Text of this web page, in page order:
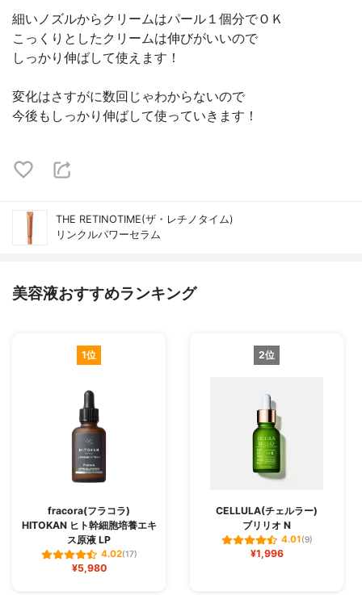
細いノズルからクリームはパール１個分でＯＫ
こっくりとしたクリームは伸びがいいので
しっかり伸ばして使えます！
変化はさすがに数回じゃわからないので
今後もしっかり伸ばして使っていきます！
THE RETINOTIME(ザ・レチノタイム)
リンクルパワーセラム
美容液おすすめランキング
1位
fracora(フラコラ)
HITOKAN ヒト幹細胞培養エキ
ス原液 LP
4.02(17)
¥5,980
2位
CELLULA(チェルラー)
ブリリオ N
4.01(9)
¥1,996